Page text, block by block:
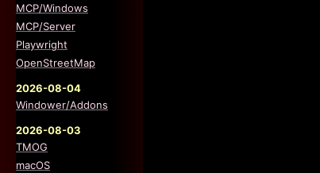
MCP/Windows
MCP/Server
Playwright
OpenStreetMap
2026-08-04
Windower/Addons
2026-08-03
TMOG
macOS